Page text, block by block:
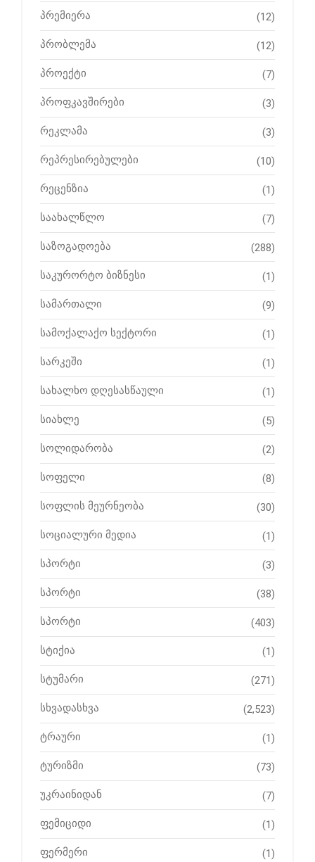
პრემიერა (12)
პრობლემა (12)
პროექტი (7)
პროფკავშირები (3)
რეკლამა (3)
რეპრესირებულები (10)
რეცენზია (1)
საახალწლო (7)
საზოგადოება (288)
საკურორტო ბიზნესი (1)
სამართალი (9)
სამოქალაქო სექტორი (1)
სარკეში (1)
სახალხო დღესასწაული (1)
სიახლე (5)
სოლიდარობა (2)
სოფელი (8)
სოფლის მეურნეობა (30)
სოციალური მედია (1)
სპორტი (3)
სპორტი (38)
სპორტი (403)
სტიქია (1)
სტუმარი (271)
სხვადასხვა (2,523)
ტრაური (1)
ტურიზმი (73)
უკრაინიდან (7)
ფემიციდი (1)
ფერმერი (1)